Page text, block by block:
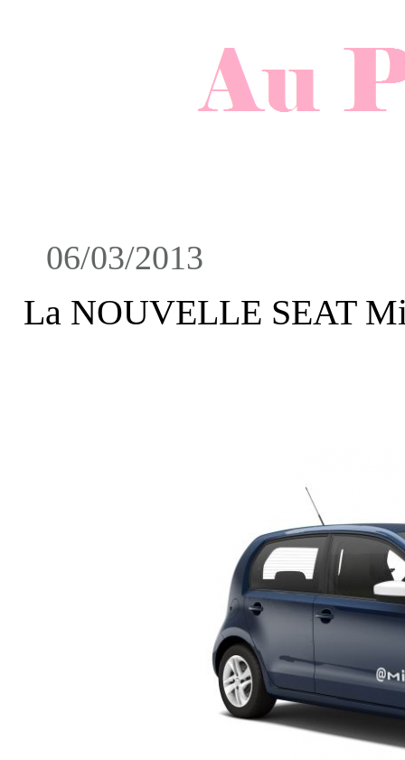
06/03/2013
La NOUVELLE SEAT